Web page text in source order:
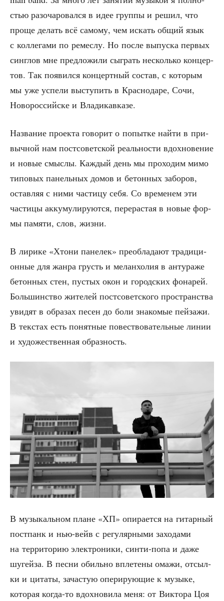
стью разо­ча­ро­вал­ся в идее груп­пы и решил, что
про­ще делать всё само­му, чем искать общий язык
с кол­ле­га­ми по реме­с­лу. Но после выпус­ка пер­вых
синглов мне пред­ло­жи­ли сыг­рать несколь­ко кон­цер­
тов. Так появил­ся кон­церт­ный состав, с кото­рым
мы уже успе­ли высту­пить в Крас­но­да­ре, Сочи,
Ново­рос­сий­ске и Владикавказе.
Назва­ние про­ек­та гово­рит о попыт­ке най­ти в при­
выч­ной нам пост­со­вет­ской реаль­но­сти вдох­но­ве­ние
и новые смыс­лы. Каж­дый день мы про­хо­дим мимо
типо­вых панель­ных домов и бетон­ных забо­ров,
остав­ляя с ними части­цу себя. Со вре­ме­нем эти
части­цы акку­му­ли­ру­ют­ся, пере­рас­тая в новые фор­
мы памя­ти, слов, жизни.
В лири­ке «Хто­ни пане­лек» пре­об­ла­да­ют тра­ди­ци­
он­ные для жан­ра грусть и мелан­хо­лия в анту­ра­же
бетон­ных стен, пустых окон и город­ских фона­рей.
Боль­шин­ство жите­лей пост­со­вет­ско­го про­стран­ства
уви­дят в обра­зах песен до боли зна­ко­мые пей­за­жи.
В текстах есть понят­ные повест­во­ва­тель­ные линии
и худо­же­ствен­ная образность.
В музы­каль­ном плане «ХП» опи­ра­ет­ся на гитар­ный
пост­панк и нью-вейв с регу­ляр­ны­ми захо­да­ми
на тер­ри­то­рию элек­тро­ни­ки, син­ти-попа и даже
шугей­за. В пес­ни обиль­но впле­те­ны ома­жи, отсыл­
ки и цита­ты, зача­стую опе­ри­ру­ю­щие к музы­ке,
кото­рая когда-то вдох­но­ви­ла меня: от Вик­то­ра Цоя